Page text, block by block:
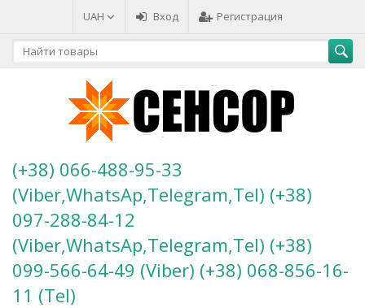
UAH Вход Регистрация
(+38) 066-488-95-33
(Viber,WhatsAp,Telegram,Tel) (+38)
097-288-84-12
(Viber,WhatsAp,Telegram,Tel) (+38)
099-566-64-49 (Viber) (+38) 068-856-16-
11 (Теl)